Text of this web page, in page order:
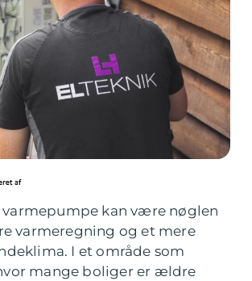
varmepumpe kan være nøglen
varmeregning og et mere
I et område som
mange boliger er ældre